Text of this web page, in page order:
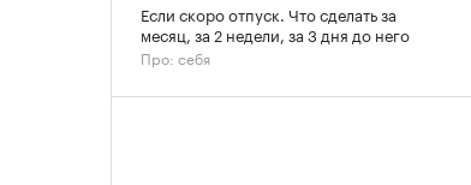
Если скоро отпуск. Что сделать за
месяц, за 2 недели, за 3 дня до него
Про: себя